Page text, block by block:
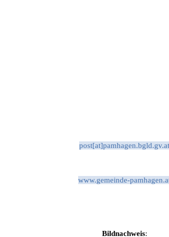
post[at]pamhagen.bgld.gv.at
www.gemeinde-
Bildnachweis: